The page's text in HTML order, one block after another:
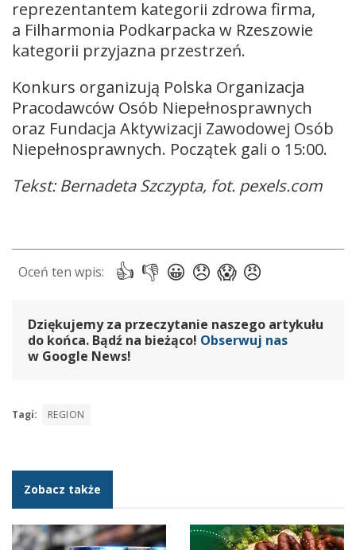
reprezentantem kategorii zdrowa firma,
a Filharmonia Podkarpacka w Rzeszowie
kategorii przyjazna przestrzeń.
Konkurs organizują Polska Organizacja
Pracodawców Osób Niepełnosprawnych
oraz Fundacja Aktywizacji Zawodowej Osób
Niepełnosprawnych. Początek gali o 15:00.
Tekst: Bernadeta Szczypta, fot. pexels.com
Dziękujemy za przeczytanie naszego artykułu
do końca. Bądź na bieżąco! Obserwuj nas
w Google News!
Tagi: REGION
Zobacz także